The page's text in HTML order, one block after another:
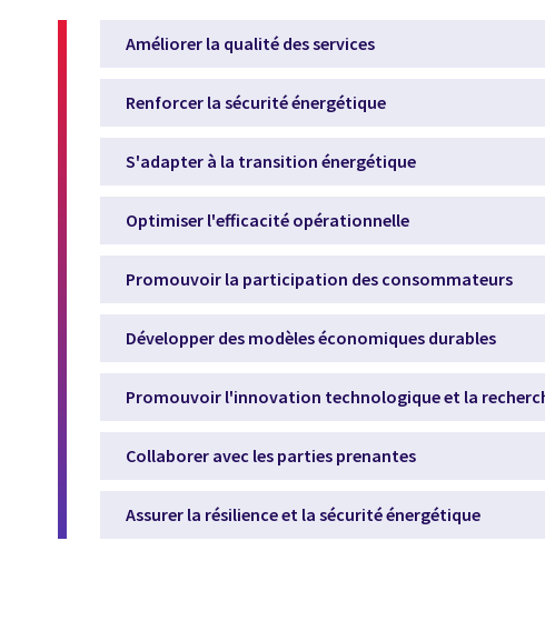
Améliorer la qualité des services
Renforcer la sécurité énergétique
S'adapter à la transition énergétique
Optimiser l'efficacité opérationnelle
Promouvoir la participation des consommateurs
Développer des modèles économiques durables
Promouvoir l'innovation technologique et la
Collaborer avec les parties prenantes
Assurer la résilience et la sécurité énergétique